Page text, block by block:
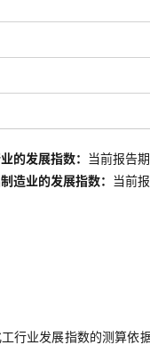
的发展指数： 当前报告
造业的发展指数： 当前
行业发展指数的测算依